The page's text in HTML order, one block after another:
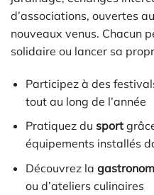
d’associations, ouvertes
nouveaux venus. Chacun
solidaire ou lancer sa
Participez à des
tout au long de l’année
Pratiquez du sport
équipements installés
Découvrez la
ou d’ateliers culinaires